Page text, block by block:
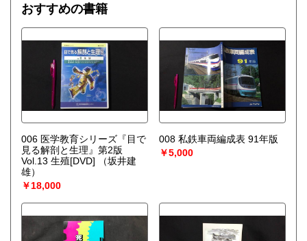
おすすめの書籍
006 医学教育シリーズ『目で
見る解剖と生理』第2版
Vol.13 生殖[DVD]
（坂井建
雄）
￥18,000
008 私鉄車両編成表 91年版
￥5,000